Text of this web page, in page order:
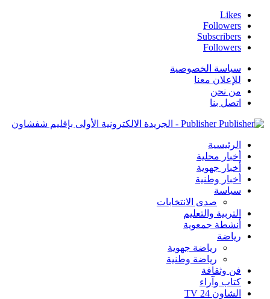
Likes
Followers
Subscribers
Followers
سياسة الخصوصية
للإعلان معنا
من نحن
اتصل بنا
Publisher - الجريدة الالكترونية الأولى بإقليم شفشاون
الرئيسية
أخبار محلية
أخبار جهوية
أخبار وطنية
سياسة
صدى الانتخابات
التربية والتعليم
أنشطة جمعوية
رياضة
رياضة جهوية
رياضة وطنية
فن وثقافة
كتاب وآراء
الشاون 24 TV